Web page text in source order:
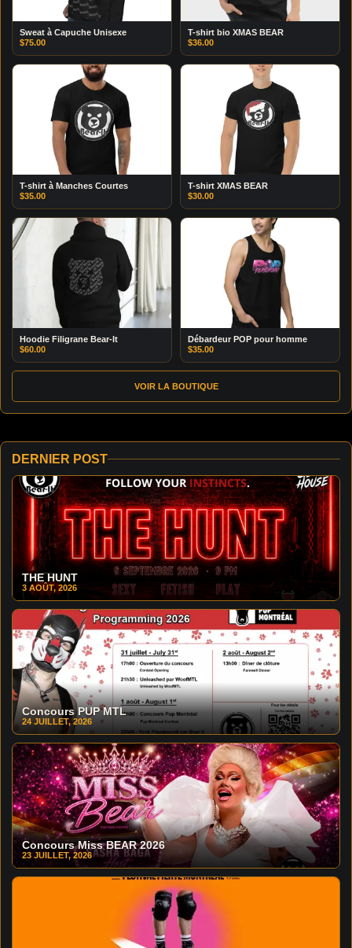
Sweat à Capuche Unisexe
$75.00
T-shirt bio XMAS BEAR
$36.00
T-shirt à Manches Courtes
$35.00
T-shirt XMAS BEAR
$30.00
Hoodie Filigrane Bear-It
$60.00
Débardeur POP pour homme
$35.00
VOIR LA BOUTIQUE
DERNIER POST
THE HUNT
3 AOÛT, 2026
Concours PUP MTL
24 JUILLET, 2026
Concours Miss BEAR 2026
23 JUILLET, 2026